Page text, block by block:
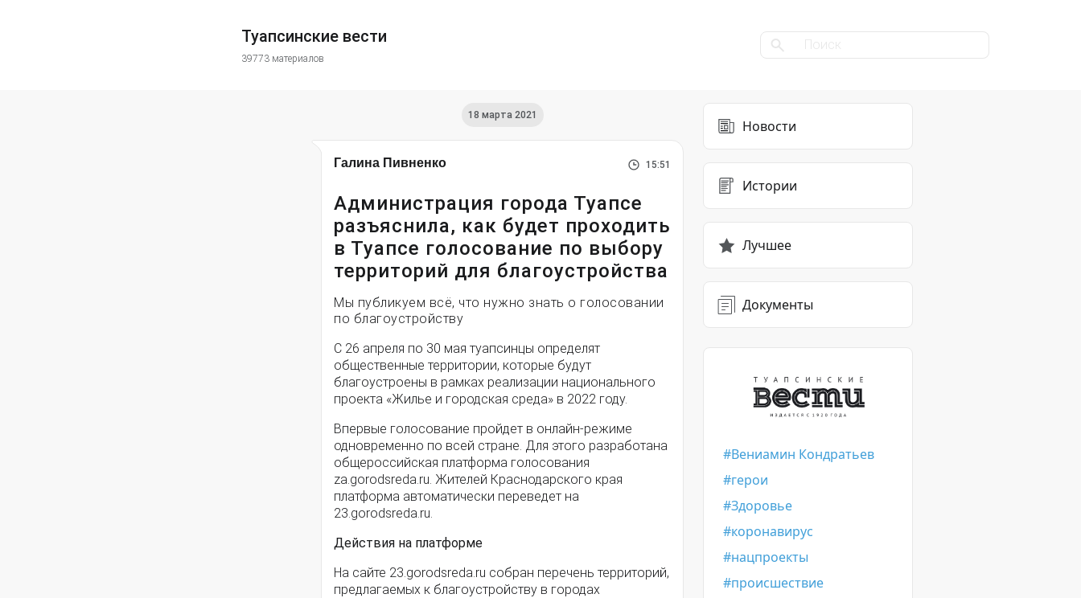
Туапсинские вести
39773 материалов
18 марта 2021
Галина Пивненко 15:51
Администрация города Туапсе
разъяснила, как будет проходить
в Туапсе голосование по выбору
территорий для благоустройства
Мы публикуем всё, что нужно знать о голосовании
по благоустройству
С 26 апреля по 30 мая туапсинцы определят
общественные территории, которые будут
благоустроены в рамках реализации национального
проекта «Жилье и городская среда» в 2022 году.
Впервые голосование пройдет в онлайн-режиме
одновременно по всей стране. Для этого разработана
общероссийская платформа голосования
za.gorodsreda.ru. Жителей Краснодарского края
платформа автоматически переведет на
23.gorodsreda.ru.
Действия на платформе
На сайте 23.gorodsreda.ru собран перечень территорий,
предлагаемых к благоустройству в городах
Новости
Истории
Лучшее
Документы
Вениамин Кондратьев
герои
Здоровье
коронавирус
нацпроекты
происшествие